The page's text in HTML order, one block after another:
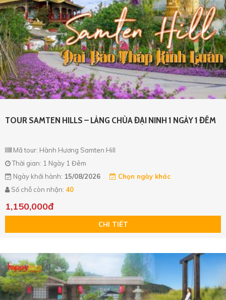
TOUR SAMTEN HILLS – LÀNG CHÙA ĐẠI NINH 1 NGÀY 1 ĐÊM
Mã tour: Hành Hương Samten Hill
Thời gian: 1 Ngày 1 Đêm
Ngày khởi hành: 15/08/2026
Chọn ngày khác
Số chỗ còn nhận: 40
1,150,000đ
CHI TIẾT